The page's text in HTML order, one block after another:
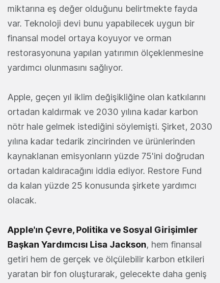
miktarına eş değer olduğunu belirtmekte fayda
var. Teknoloji devi bunu yapabilecek uygun bir
finansal model ortaya koyuyor ve orman
restorasyonuna yapılan yatırımın ölçeklenmesine
yardımcı olunmasını sağlıyor.
Apple, geçen yıl iklim değişikliğine olan katkılarını
ortadan kaldırmak ve 2030 yılına kadar karbon
nötr hale gelmek istediğini söylemişti. Şirket, 2030
yılına kadar tedarik zincirinden ve ürünlerinden
kaynaklanan emisyonların yüzde 75'ini doğrudan
ortadan kaldıracağını iddia ediyor. Restore Fund
da kalan yüzde 25 konusunda şirkete yardımcı
olacak.
Apple'ın Çevre, Politika ve Sosyal Girişimler
Başkan Yardımcısı Lisa Jackson, hem finansal
getiri hem de gerçek ve ölçülebilir karbon etkileri
yaratan bir fon oluşturarak, gelecekte daha geniş